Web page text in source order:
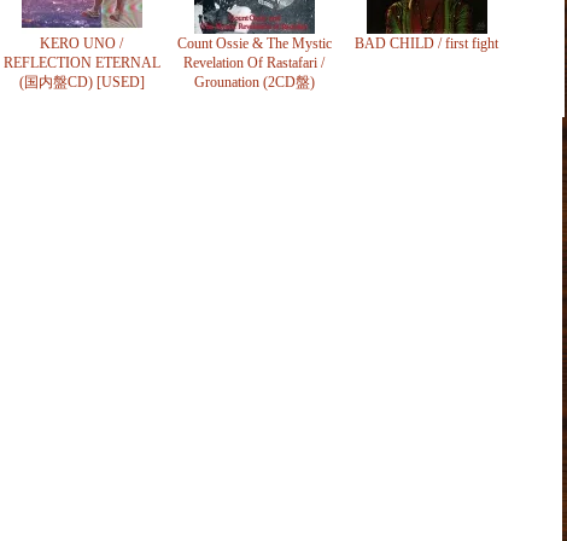
KERO UNO /
REFLECTION ETERNAL
(国内盤CD) [USED]
Count Ossie & The Mystic
Revelation Of Rastafari /
Grounation (2CD盤)
BAD CHILD / first fight